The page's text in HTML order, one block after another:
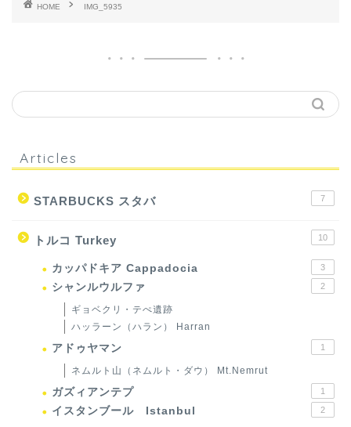
HOME IMG_5935
Articles
STARBUCKS スタバ 7
トルコ Turkey 10
カッパドキア Cappadocia 3
シャンルウルファ 2
ギョベクリ・テぺ遺跡
ハッラーン（ハラン） Harran
アドゥヤマン 1
ネムルト山（ネムルト・ダウ） Mt.Nemrut
ガズィアンテプ 1
イスタンブール Istanbul 2